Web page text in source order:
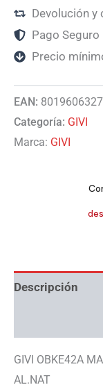
Devolución y
Pago Seguro
Precio
EAN:
Categoría: GIVI
Marca: GIVI
Descripción
GIVI OBKE42A
AL.NAT